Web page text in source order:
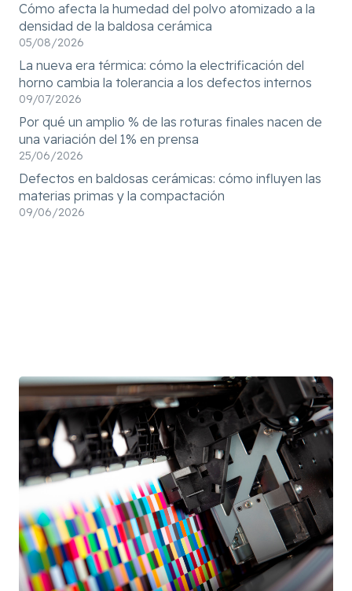
Cómo afecta la humedad del polvo atomizado a la
densidad de la baldosa cerámica
05/08/2026
La nueva era térmica: cómo la electrificación del
horno cambia la tolerancia a los defectos internos
09/07/2026
Por qué un amplio % de las roturas finales nacen de
una variación del 1% en prensa
25/06/2026
Defectos en baldosas cerámicas: cómo influyen las
materias primas y la compactación
09/06/2026